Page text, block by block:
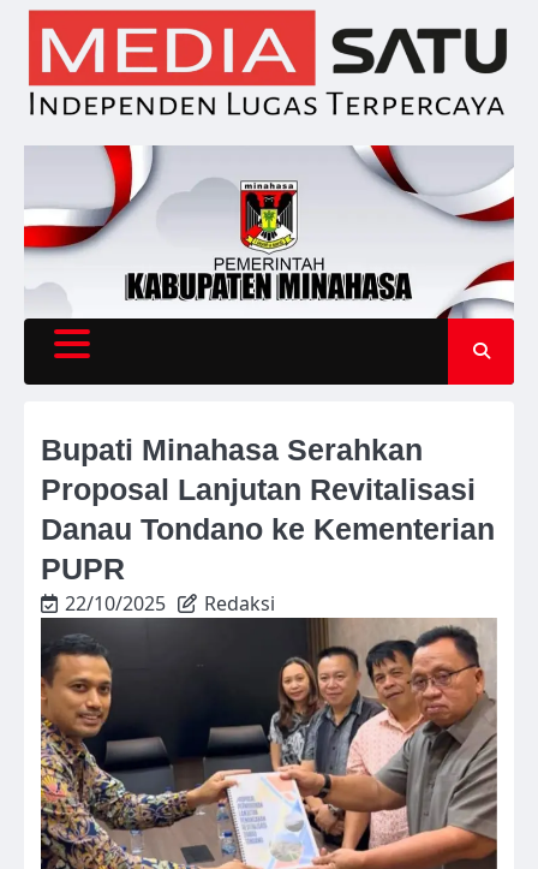
Skip
content
Bupati Minahasa Serahkan
Proposal Lanjutan Revitalisasi
Danau Tondano ke Kementerian
PUPR
22/10/2025 Redaksi